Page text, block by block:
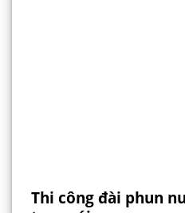
Thi công đài phun